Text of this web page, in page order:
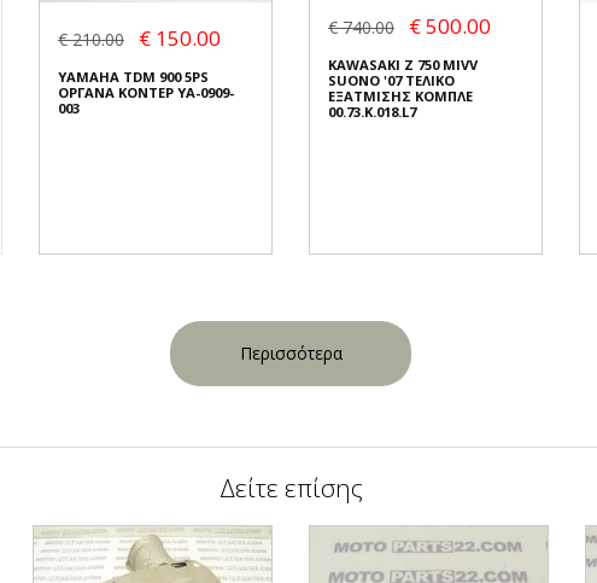
€ 210.00 € 150.00
YAMAHA TDM 900 5PS
ΟΡΓΑΝΑ ΚΟΝΤΕΡ YA-0909-
003
€ 740.00 € 500.00
KAWASAKI Z 750 MIVV
SUONO '07 ΤΕΛΙΚΟ
ΕΞΑΤΜΙΣΗΣ ΚΟΜΠΛΕ
00.73.K.018.L7
Περισσότερα
Δείτε επίσης